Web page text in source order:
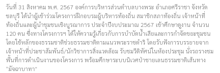
วันที่ 31 สิงหาคม พ.ศ. 2567 องค์การบริหารส่วนตำบลบางพระ อำเภอศรีราชา จังหวัด
ชลบุรี ได้นำผู้เข้าร่วมโครงการฝึกอบรมผู้บริหารท้องถิ่น สมาชิกสภาท้องถิ่น เจ้าหน้าที่
ท้องถิ่นและผู้นำชุมชนเชิงบูรณาการ ประจำปีงบประมาณ 2567 เข้าศึกษาดูงาน จำนวน
120 คน ซึ่งทางโครงการฯ ได้ให้ความรู้เกี่ยวกับการบำบัดน้ำเสียและการกำจัดขยะชุมชน
โดยใช้หลักของธรรมชาติช่วยธรรมชาติตามแนวพระราชดำริ โดยรับฟังการบรรยายจาก
เจ้าหน้าที่ประชาสัมพันธ์/นักวิชาการสิ่งแวดล้อม รับชมวีดิทัศน์ในห้องประชุม นั่งรถรางชม
พื้นที่การดำเนินงานของโครงการ พร้อมศึกษาระบบนิเวศป่าชายเลนธรรมชาติเส้นทาง
“มัจฉาบาทา”